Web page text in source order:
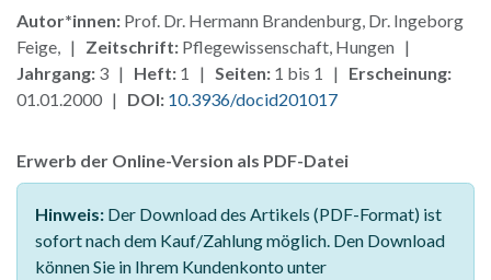
Autor*innen: Prof. Dr. Hermann Brandenburg, Dr. Ingeborg
Feige, | Zeitschrift: Pflegewissenschaft, Hungen |
Jahrgang: 3 | Heft: 1 | Seiten: 1 bis 1 | Erscheinung:
01.01.2000 | DOI: 10.3936/docid201017
Erwerb der Online-Version als PDF-Datei
Hinweis: Der Download des Artikels (PDF-Format) ist
sofort nach dem Kauf/Zahlung möglich. Den Download
können Sie in Ihrem Kundenkonto unter